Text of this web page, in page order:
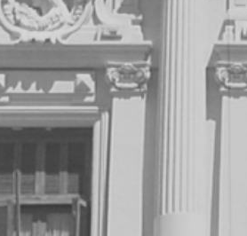
Física
Geociencias
Informática
Matemática
Estudiantes
Egresados